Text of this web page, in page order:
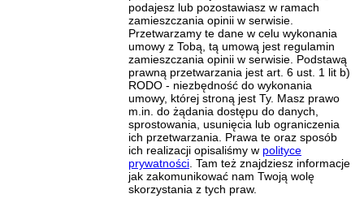
podajesz lub pozostawiasz w ramach
zamieszczania opinii w serwisie.
Przetwarzamy te dane w celu wykonania
umowy z Tobą, tą umową jest regulamin
zamieszczania opinii w serwisie. Podstawą
prawną przetwarzania jest art. 6 ust. 1 lit b)
RODO - niezbędność do wykonania
umowy, której stroną jest Ty. Masz prawo
m.in. do żądania dostępu do danych,
sprostowania, usunięcia lub ograniczenia
ich przetwarzania. Prawa te oraz sposób
ich realizacji opisaliśmy w polityce
prywatności . Tam też znajdziesz informacje
jak zakomunikować nam Twoją wolę
skorzystania z tych praw.